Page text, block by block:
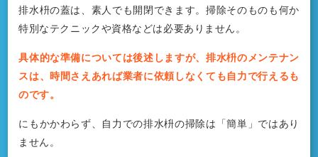
排水枡の蓋は、素人でも開閉できます。掃除そのものも何か
特別なテクニックや資格などは必要ありません。
具体的な準備については後述しますが、排水枡のメンテナン
スは、時間さえあれば業者に依頼しなくても自力で行えるも
のです。
にもかかわらず、自力での排水枡の掃除は「簡単」ではあり
ません。